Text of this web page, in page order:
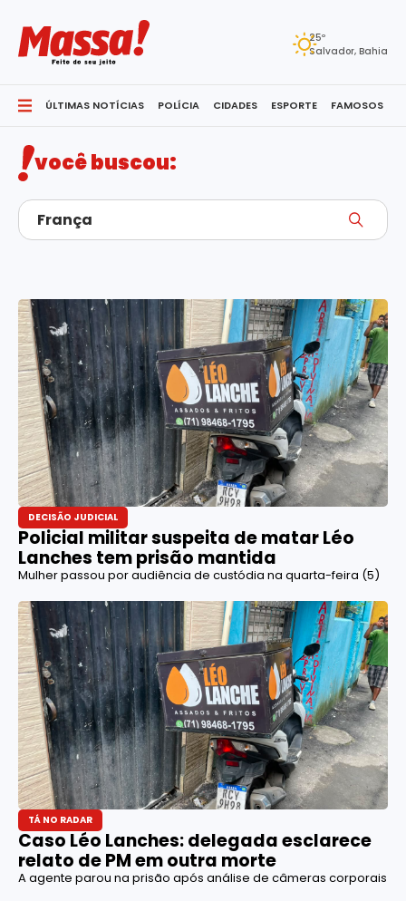
25º
Salvador, Bahia
ÚLTIMAS NOTÍCIAS POLÍCIA CIDADES ESPORTE FAMOSOS
você buscou:
DECISÃO JUDICIAL
Policial militar suspeita de matar Léo
Lanches tem prisão mantida
Mulher passou por audiência de custódia na quarta-feira (5)
TÁ NO RADAR
Caso Léo Lanches: delegada esclarece
relato de PM em outra morte
A agente parou na prisão após análise de câmeras corporais